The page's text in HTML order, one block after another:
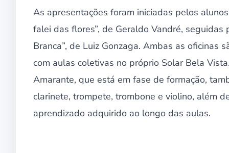
As apresentações foram iniciadas pelos
falei das flores”, de Geraldo Vandré,
Branca”, de Luiz Gonzaga. Ambas as
com aulas coletivas no próprio Solar Bela
Amarante, que está em fase de formação,
clarinete, trompete, trombone e violino, além
aprendizado adquirido ao longo das aulas.